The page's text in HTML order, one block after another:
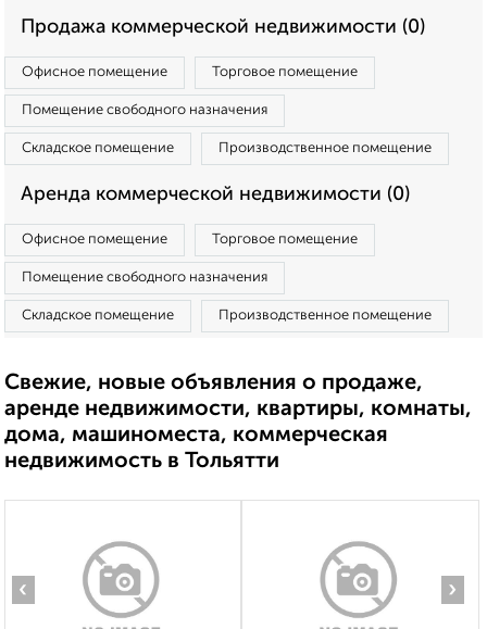
Продажа коммерческой недвижимости (0)
Офисное помещение Торговое помещение
Помещение свободного назначения
Складское помещение Производственное помещение
Аренда коммерческой недвижимости (0)
Офисное помещение Торговое помещение
Помещение свободного назначения
Складское помещение Производственное помещение
Свежие, новые объявления о продаже,
аренде недвижимости, квартиры, комнаты,
дома, машиноместа, коммерческая
недвижимость в Тольятти
‹ ›